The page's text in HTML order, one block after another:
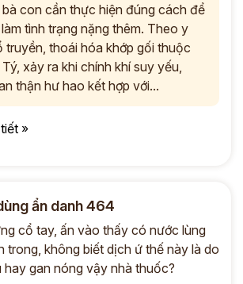
con cần thực hiện đúng cách để
tình trạng nặng thêm. Theo y
truyền, thoái hóa khớp gối thuộc
xảy ra khi chính khí suy yếu,
thận hư hao kết hợp với...
»
ẩn danh 464
cổ tay, ấn vào thấy có nước lùng
trong, không biết dịch ứ thế này là do
hay gan nóng vậy nhà thuốc?